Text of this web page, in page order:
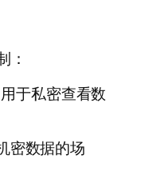
：
于私密查看数
密数据的场